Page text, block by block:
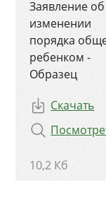
Заявление об
изменении
порядка
ребенком -
Образец
Скачать
10,2 Кб